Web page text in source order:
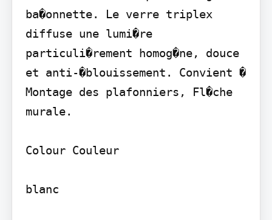
ba�onnette. Le verre triplex
diffuse une lumi�re
particuli�rement homog�ne, douce
et anti-�blouissement. Convient �
Montage des plafonniers, Fl�che
murale.
Colour Couleur
blanc